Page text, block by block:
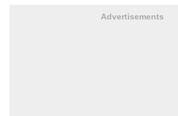
Advertisements